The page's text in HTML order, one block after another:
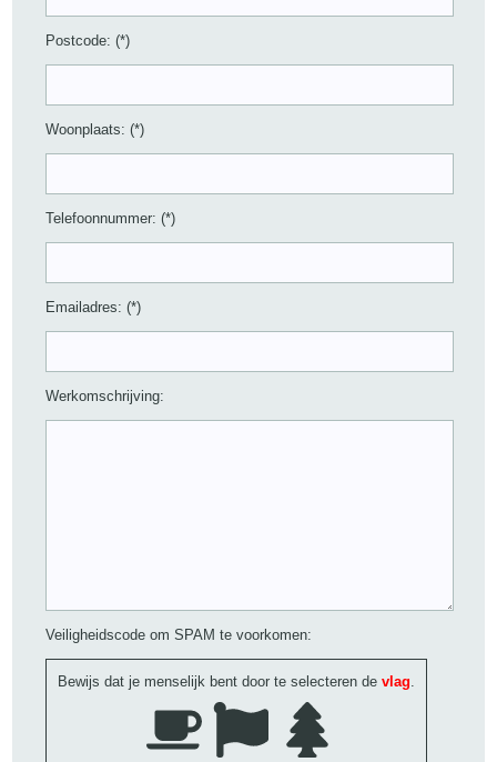
Postcode: (*)
Woonplaats: (*)
Telefoonnummer: (*)
Emailadres: (*)
Werkomschrijving:
Veiligheidscode om SPAM te voorkomen:
Bewijs dat je menselijk bent door te selecteren de vlag.